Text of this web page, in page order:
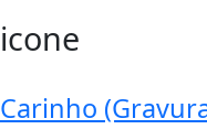
icone
Carinho